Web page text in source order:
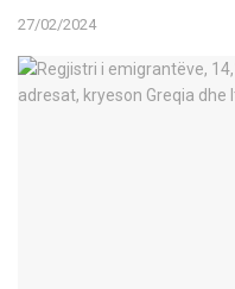
27/02/2024